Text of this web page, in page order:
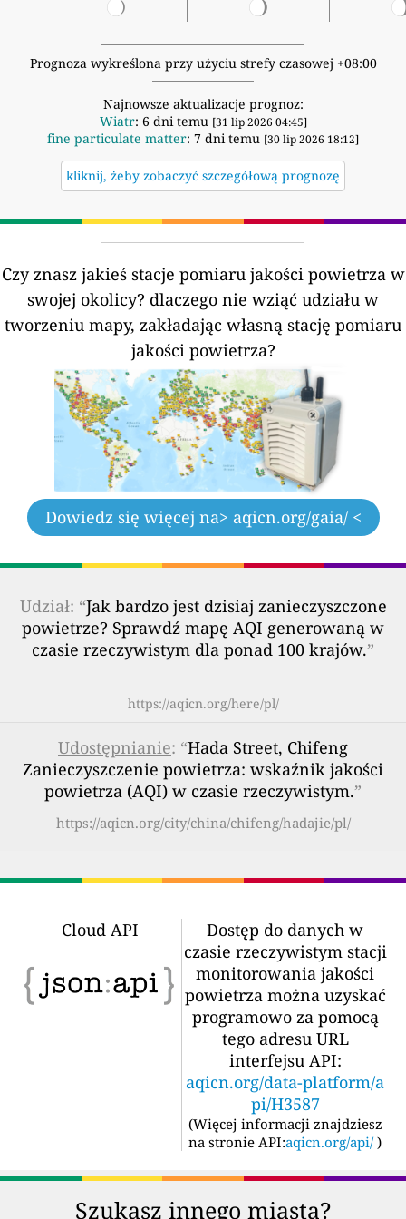
Prognoza wykreślona przy użyciu strefy czasowej +08:00
Najnowsze aktualizacje prognoz:
Wiatr: 6 dni temu [31 lip 2026 04:45]
fine particulate matter: 7 dni temu [30 lip 2026 18:12]
kliknij, żeby zobaczyć szczegółową prognozę
Czy znasz jakieś stacje pomiaru jakości powietrza w
swojej okolicy? dlaczego nie wziąć udziału w
tworzeniu mapy, zakładając własną stację pomiaru
jakości powietrza?
Dowiedz się więcej na> aqicn.org/gaia/ <
Udział: “Jak bardzo jest dzisiaj zanieczyszczone
powietrze? Sprawdź mapę AQI generowaną w
czasie rzeczywistym dla ponad 100 krajów.”
https://aqicn.org/here/pl/
Udostępnianie: “Hada Street, Chifeng
Zanieczyszczenie powietrza: wskaźnik jakości
powietrza (AQI) w czasie rzeczywistym.”
https://aqicn.org/city/china/chifeng/hadajie/pl/
Cloud API
Dostęp do danych w
czasie rzeczywistym stacji
monitorowania jakości
powietrza można uzyskać
programowo za pomocą
tego adresu URL
interfejsu API:
aqicn.org/data-platform/a
pi/H3587
(Więcej informacji znajdziesz
na stronie API:aqicn.org/api/ )
Szukasz innego miasta?